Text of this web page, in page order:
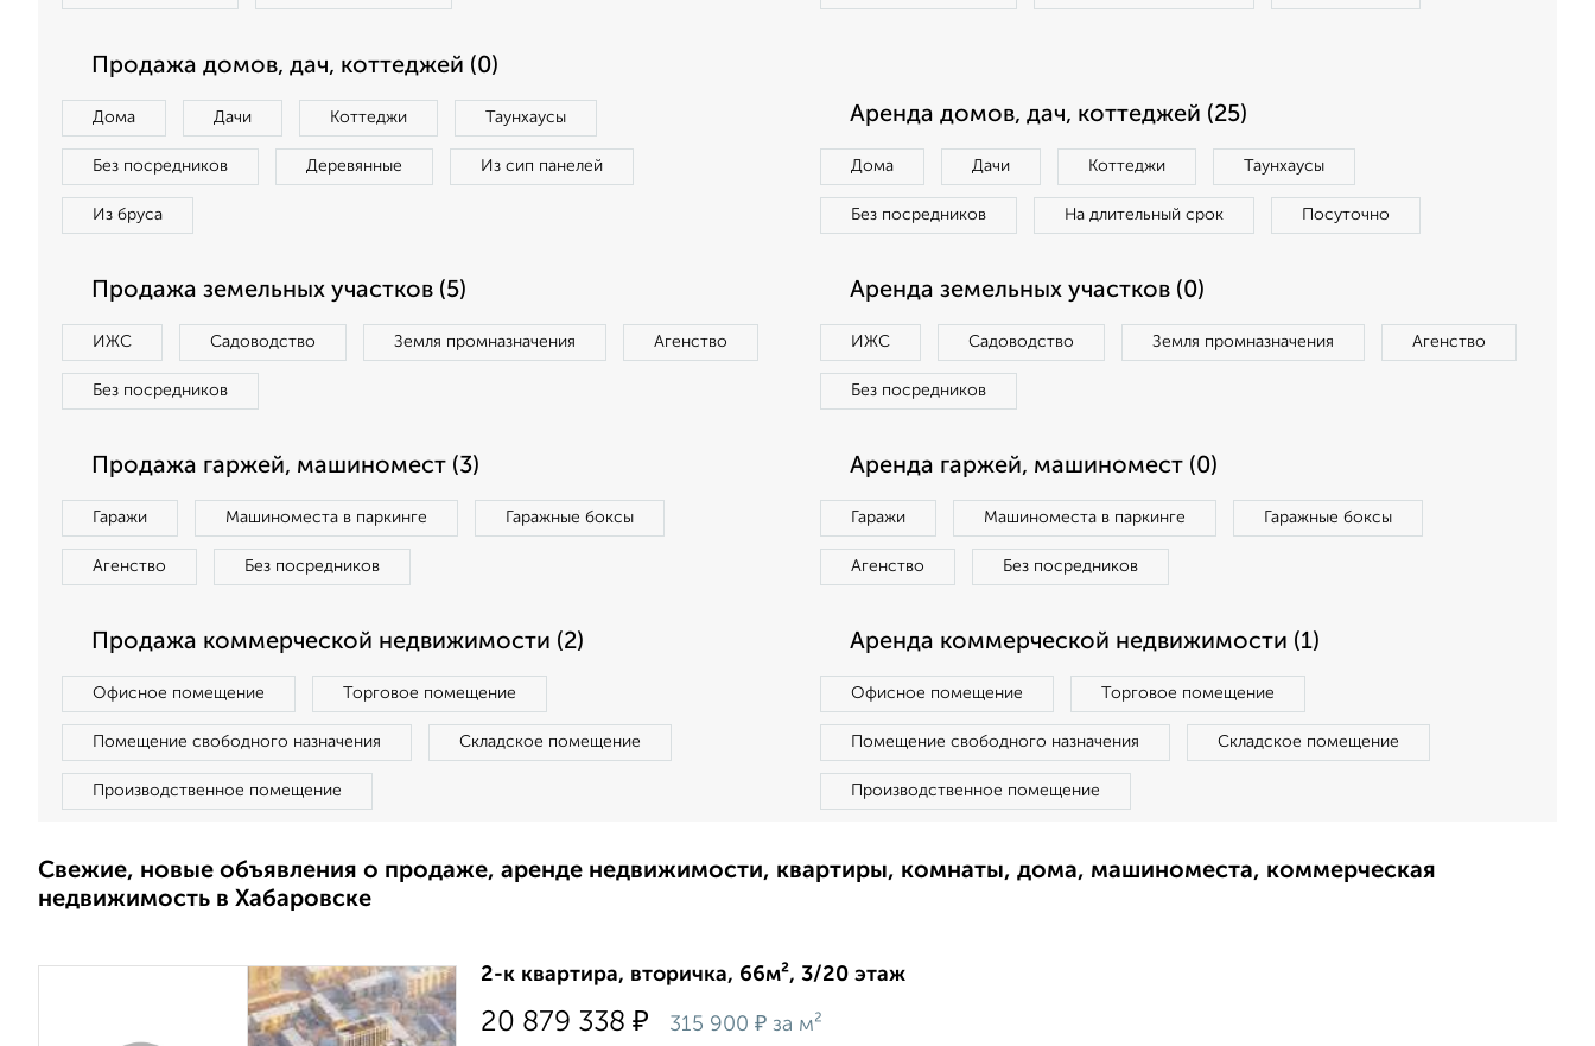
Продажа домов, дач, коттеджей (0)
Дома Дачи Коттеджи Таунхаусы
Без посредников Деревянные Из сип панелей
Из бруса
Аренда домов, дач, коттеджей (25)
Дома Дачи Коттеджи Таунхаусы
Без посредников На длительный срок Посуточно
Продажа земельных участков (5)
ИЖС Садоводство Земля промназначения Агенство
Без посредников
Аренда земельных участков (0)
ИЖС Садоводство Земля промназначения Агенство
Без посредников
Продажа гаржей, машиномест (3)
Гаражи Машиноместа в паркинге Гаражные боксы
Агенство Без посредников
Аренда гаржей, машиномест (0)
Гаражи Машиноместа в паркинге Гаражные боксы
Агенство Без посредников
Продажа коммерческой недвижимости (2)
Офисное помещение Торговое помещение
Помещение свободного назначения Складское помещение
Производственное помещение
Аренда коммерческой недвижимости (1)
Офисное помещение Торговое помещение
Помещение свободного назначения Складское помещение
Производственное помещение
Свежие, новые объявления о продаже, аренде недвижимости, квартиры, комнаты, дома, машиноместа, коммерческая
недвижимость в Хабаровске
2-к квартира, вторичка, 66м², 3/20 этаж
20 879 338 ₽ 315 900 ₽ за м²